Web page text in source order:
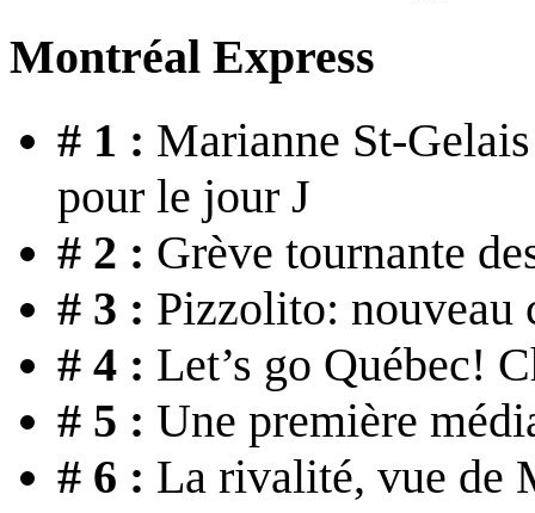
Montréal Express
# 1 : Marianne St-
pour le jour J
# 2 : Grève tournante
# 3 : Pizzolito: nouveau
# 4 : Let’s go Québec!
# 5 : Une première
# 6 : La rivalité, vue de